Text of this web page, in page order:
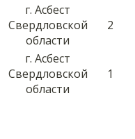
г. Асбест
Свердловской
области
2
г. Асбест
Свердловской
области
1